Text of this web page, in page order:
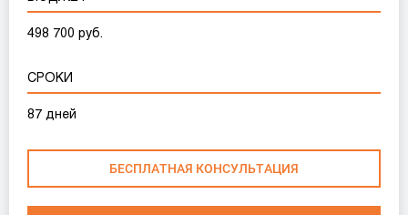
498 700 руб.
СРОКИ
87 дней
БЕСПЛАТНАЯ КОНСУЛЬТАЦИЯ